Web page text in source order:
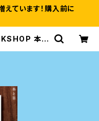
ています！購入前に
本と